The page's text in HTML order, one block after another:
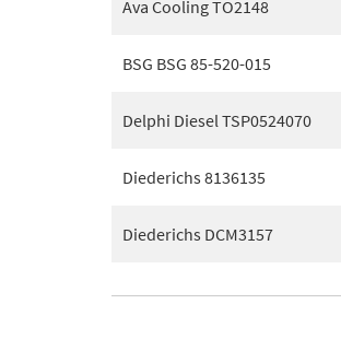
Ava Cooling TO2148
BSG BSG 85-520-015
Delphi Diesel TSP0524070
Diederichs 8136135
Diederichs DCM3157